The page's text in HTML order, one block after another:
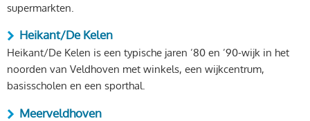
supermarkten.
Heikant/De Kelen
Heikant/De Kelen is een typische jaren ’80 en ’90-wijk in het
noorden van Veldhoven met winkels, een wijkcentrum,
basisscholen en een sporthal.
Meerveldhoven